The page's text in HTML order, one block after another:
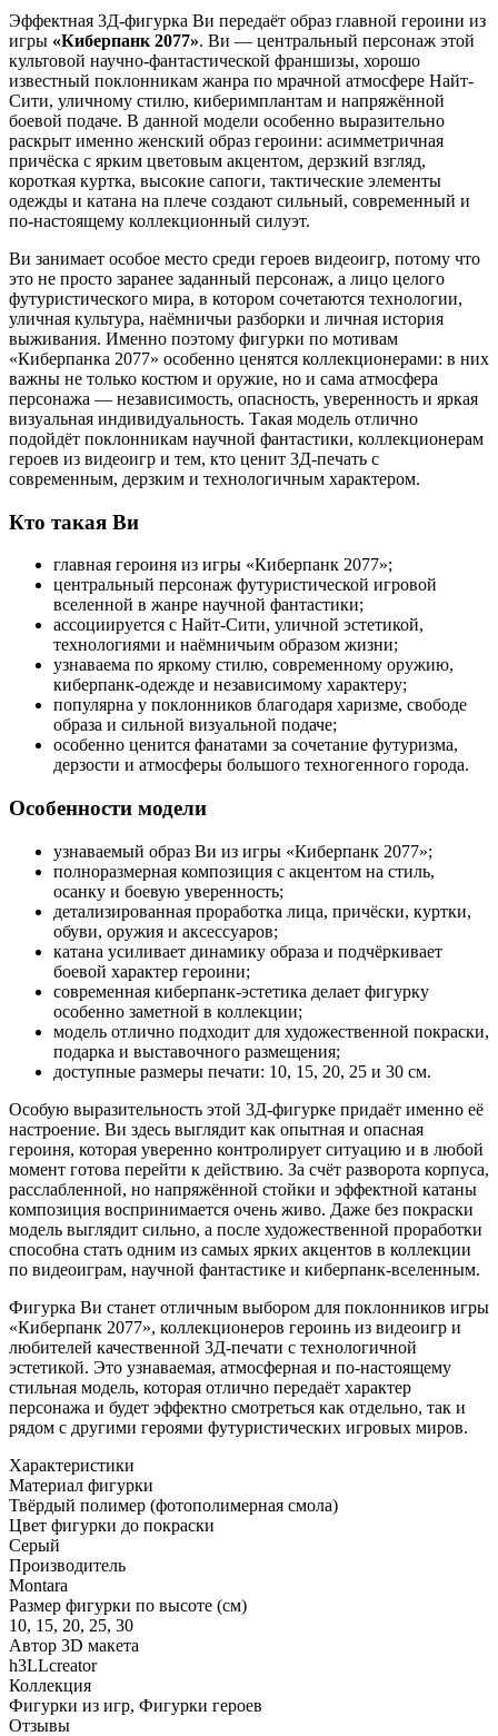
Эффектная 3Д-фигурка Ви передаёт образ главной героини из
игры «Киберпанк 2077». Ви — центральный персонаж этой
культовой научно-фантастической франшизы, хорошо
известный поклонникам жанра по мрачной атмосфере Найт-
Сити, уличному стилю, киберимплантам и напряжённой
боевой подаче. В данной модели особенно выразительно
раскрыт именно женский образ героини: асимметричная
причёска с ярким цветовым акцентом, дерзкий взгляд,
короткая куртка, высокие сапоги, тактические элементы
одежды и катана на плече создают сильный, современный и
по-настоящему коллекционный силуэт.
Ви занимает особое место среди героев видеоигр, потому что
это не просто заранее заданный персонаж, а лицо целого
футуристического мира, в котором сочетаются технологии,
уличная культура, наёмничьи разборки и личная история
выживания. Именно поэтому фигурки по мотивам
«Киберпанка 2077» особенно ценятся коллекционерами: в них
важны не только костюм и оружие, но и сама атмосфера
персонажа — независимость, опасность, уверенность и яркая
визуальная индивидуальность. Такая модель отлично
подойдёт поклонникам научной фантастики, коллекционерам
героев из видеоигр и тем, кто ценит 3Д-печать с
современным, дерзким и технологичным характером.
Кто такая Ви
главная героиня из игры «Киберпанк 2077»;
центральный персонаж футуристической игровой
вселенной в жанре научной фантастики;
ассоциируется с Найт-Сити, уличной эстетикой,
технологиями и наёмничьим образом жизни;
узнаваема по яркому стилю, современному оружию,
киберпанк-одежде и независимому характеру;
популярна у поклонников благодаря харизме, свободе
образа и сильной визуальной подаче;
особенно ценится фанатами за сочетание футуризма,
дерзости и атмосферы большого техногенного города.
Особенности модели
узнаваемый образ Ви из игры «Киберпанк 2077»;
полноразмерная композиция с акцентом на стиль,
осанку и боевую уверенность;
детализированная проработка лица, причёски, куртки,
обуви, оружия и аксессуаров;
катана усиливает динамику образа и подчёркивает
боевой характер героини;
современная киберпанк-эстетика делает фигурку
особенно заметной в коллекции;
модель отлично подходит для художественной покраски,
подарка и выставочного размещения;
доступные размеры печати: 10, 15, 20, 25 и 30 см.
Особую выразительность этой 3Д-фигурке придаёт именно её
настроение. Ви здесь выглядит как опытная и опасная
героиня, которая уверенно контролирует ситуацию и в любой
момент готова перейти к действию. За счёт разворота корпуса,
расслабленной, но напряжённой стойки и эффектной катаны
композиция воспринимается очень живо. Даже без покраски
модель выглядит сильно, а после художественной проработки
способна стать одним из самых ярких акцентов в коллекции
по видеоиграм, научной фантастике и киберпанк-вселенным.
Фигурка Ви станет отличным выбором для поклонников игры
«Киберпанк 2077», коллекционеров героинь из видеоигр и
любителей качественной 3Д-печати с технологичной
эстетикой. Это узнаваемая, атмосферная и по-настоящему
стильная модель, которая отлично передаёт характер
персонажа и будет эффектно смотреться как отдельно, так и
рядом с другими героями футуристических игровых миров.
Характеристики
Материал фигурки
Твёрдый полимер (фотополимерная смола)
Цвет фигурки до покраски
Серый
Производитель
Montara
Размер фигурки по высоте (см)
10, 15, 20, 25, 30
Автор 3D макета
h3LLcreator
Коллекция
Фигурки из игр, Фигурки героев
Отзывы